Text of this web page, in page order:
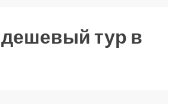
тур в